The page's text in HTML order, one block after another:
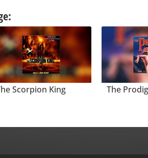
Scorpion King The